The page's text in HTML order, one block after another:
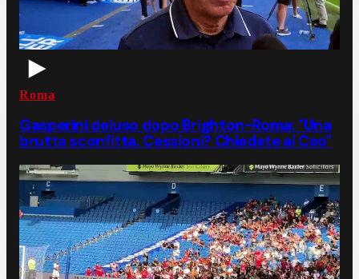
Roma
Gasperini deluso dopo Brighton-Roma: "Una
brutta sconfitta. Cessioni? Chiedete al Ceo"